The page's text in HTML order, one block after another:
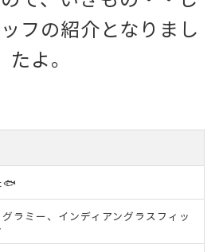
フの紹介となりまし
たよ。
🐟
ラミー、インディアングラスフィッ